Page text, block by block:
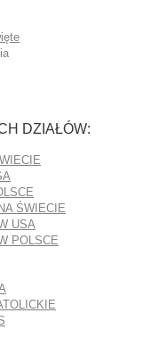
DZIAŁÓW:
ŚWIECIE
USA
POLSCE